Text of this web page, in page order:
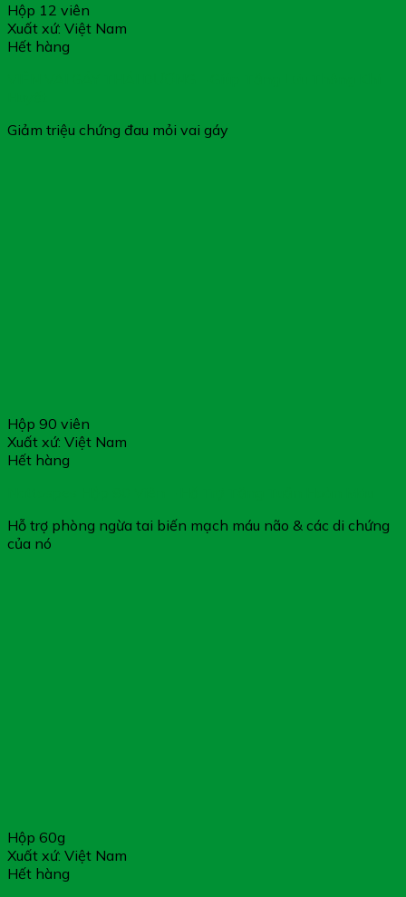
Hộp 12 viên
Xuất xứ: Việt Nam
Hết hàng
Giảm triệu chứng đau mỏi vai gáy
Hộp 90 viên
Xuất xứ: Việt Nam
Hết hàng
Hỗ trợ phòng ngừa tai biến mạch máu não & các di chứng
của nó
Hộp 60g
Xuất xứ: Việt Nam
Hết hàng